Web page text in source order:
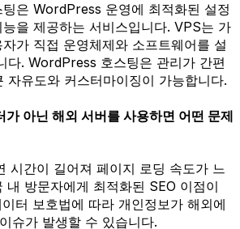
은 WordPress 운영에 최적화된 설정
을 제공하는 서비스입니다. VPS는 가
가 직접 운영체제와 소프트웨어를 설
다. WordPress 호스팅은 관리가 간편
자유도와 커스터마이징이 가능합니다.
가 아닌 해외 서버를 사용하면 어떤 문제
시간이 길어져 페이지 로딩 속도가 느
내 방문자에게 최적화된 SEO 이점이
터 보호법에 따라 개인정보가 해외에
슈가 발생할 수 있습니다.